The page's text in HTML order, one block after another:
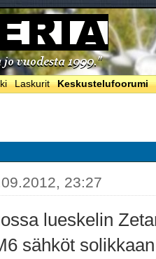
Laskurit Keskustelufoorumi
23:27
lueskelin
sähköt